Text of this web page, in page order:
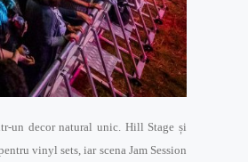
un decor natural unic. Hill Stage și
vinyl sets, iar scena Jam Session